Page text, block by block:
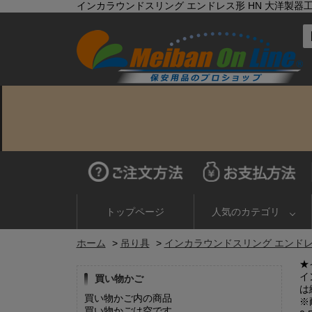
インカラウンドスリング エンドレス形 HN 大洋製
トップページ 人気のカテゴリ
ホーム > 吊り具 > インカラウンドスリング エンド
買い物かご
買い物かご内の商品
★
イ
は
※